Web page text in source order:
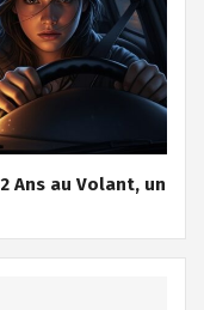
Ans au Volant, un